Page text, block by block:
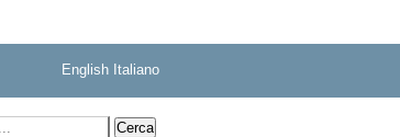
English Italiano